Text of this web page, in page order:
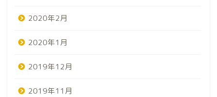
2020年2月
2020年1月
2019年12月
2019年11月